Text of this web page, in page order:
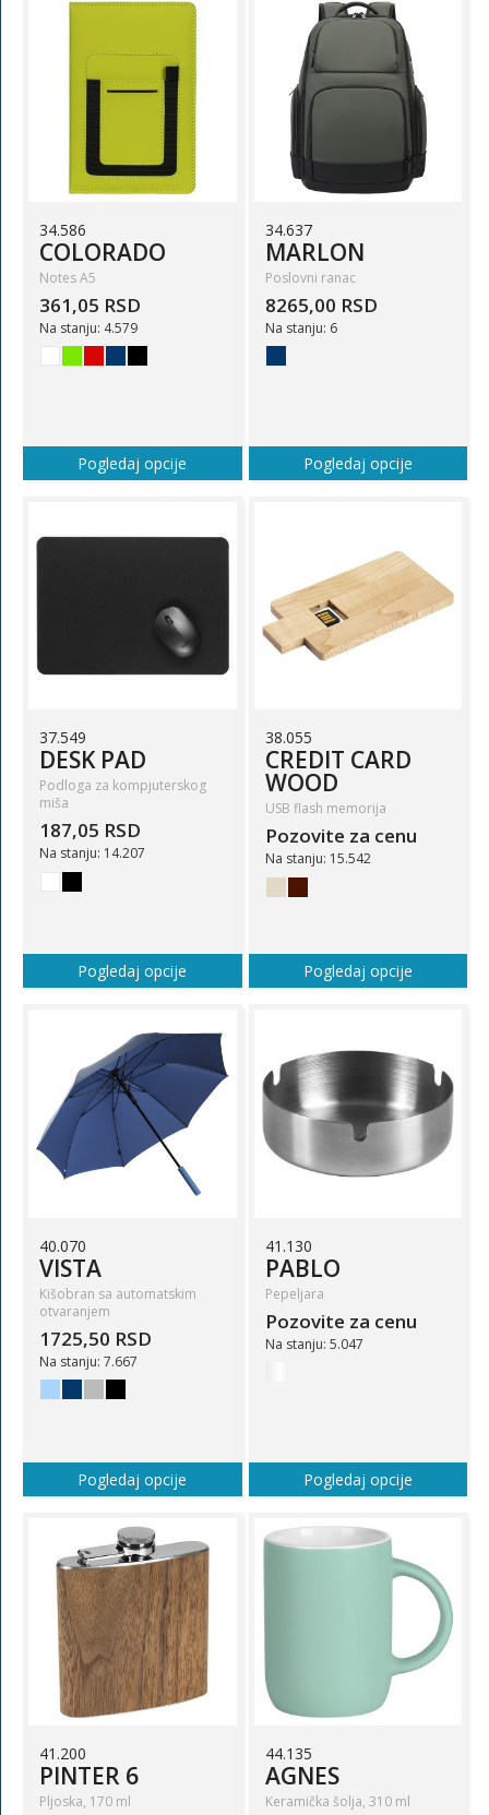
34.586
COLORADO
Notes A5
361,05 RSD
Na stanju: 4.579
Pogledaj opcije
34.637
MARLON
Poslovni ranac
8265,00 RSD
Na stanju: 6
Pogledaj opcije
37.549
DESK PAD
Podloga za kompjuterskog
miša
187,05 RSD
Na stanju: 14.207
Pogledaj opcije
38.055
CREDIT CARD
WOOD
USB flash memorija
Pozovite za cenu
Na stanju: 15.542
Pogledaj opcije
40.070
VISTA
Kišobran sa automatskim
otvaranjem
1725,50 RSD
Na stanju: 7.667
Pogledaj opcije
41.130
PABLO
Pepeljara
Pozovite za cenu
Na stanju: 5.047
Pogledaj opcije
41.200
PINTER 6
Pljoska, 170 ml
44.135
AGNES
Keramička šolja, 310 ml